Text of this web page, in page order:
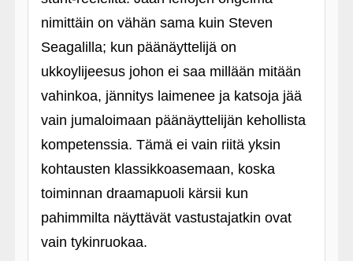
nimittäin on vähän sama kuin Steven
Seagalilla; kun päänäyttelijä on
ukkoylijeesus johon ei saa millään mitään
vahinkoa, jännitys laimenee ja katsoja jää
vain jumaloimaan päänäyttelijän kehollista
kompetenssia. Tämä ei vain riitä yksin
kohtausten klassikkoasemaan, koska
toiminnan draamapuoli kärsii kun
pahimmilta näyttävät vastustajatkin ovat
vain tykinruokaa.